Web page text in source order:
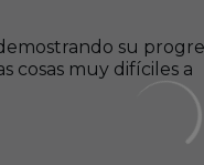
su
cosas muy difíciles a